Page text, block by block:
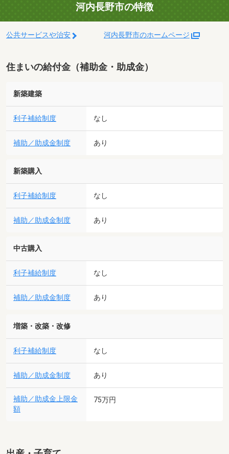
河内長野市の特徴
公共サービスや治安 河内長野市のホームページ
住まいの給付金（補助金・助成金）
新築建築
利子補給制度 なし
補助／助成金制度 あり
新築購入
利子補給制度 なし
補助／助成金制度 あり
中古購入
利子補給制度 なし
補助／助成金制度 あり
増築・改築・改修
利子補給制度 なし
補助／助成金制度 あり
補助／助成金上限金
額
75万円